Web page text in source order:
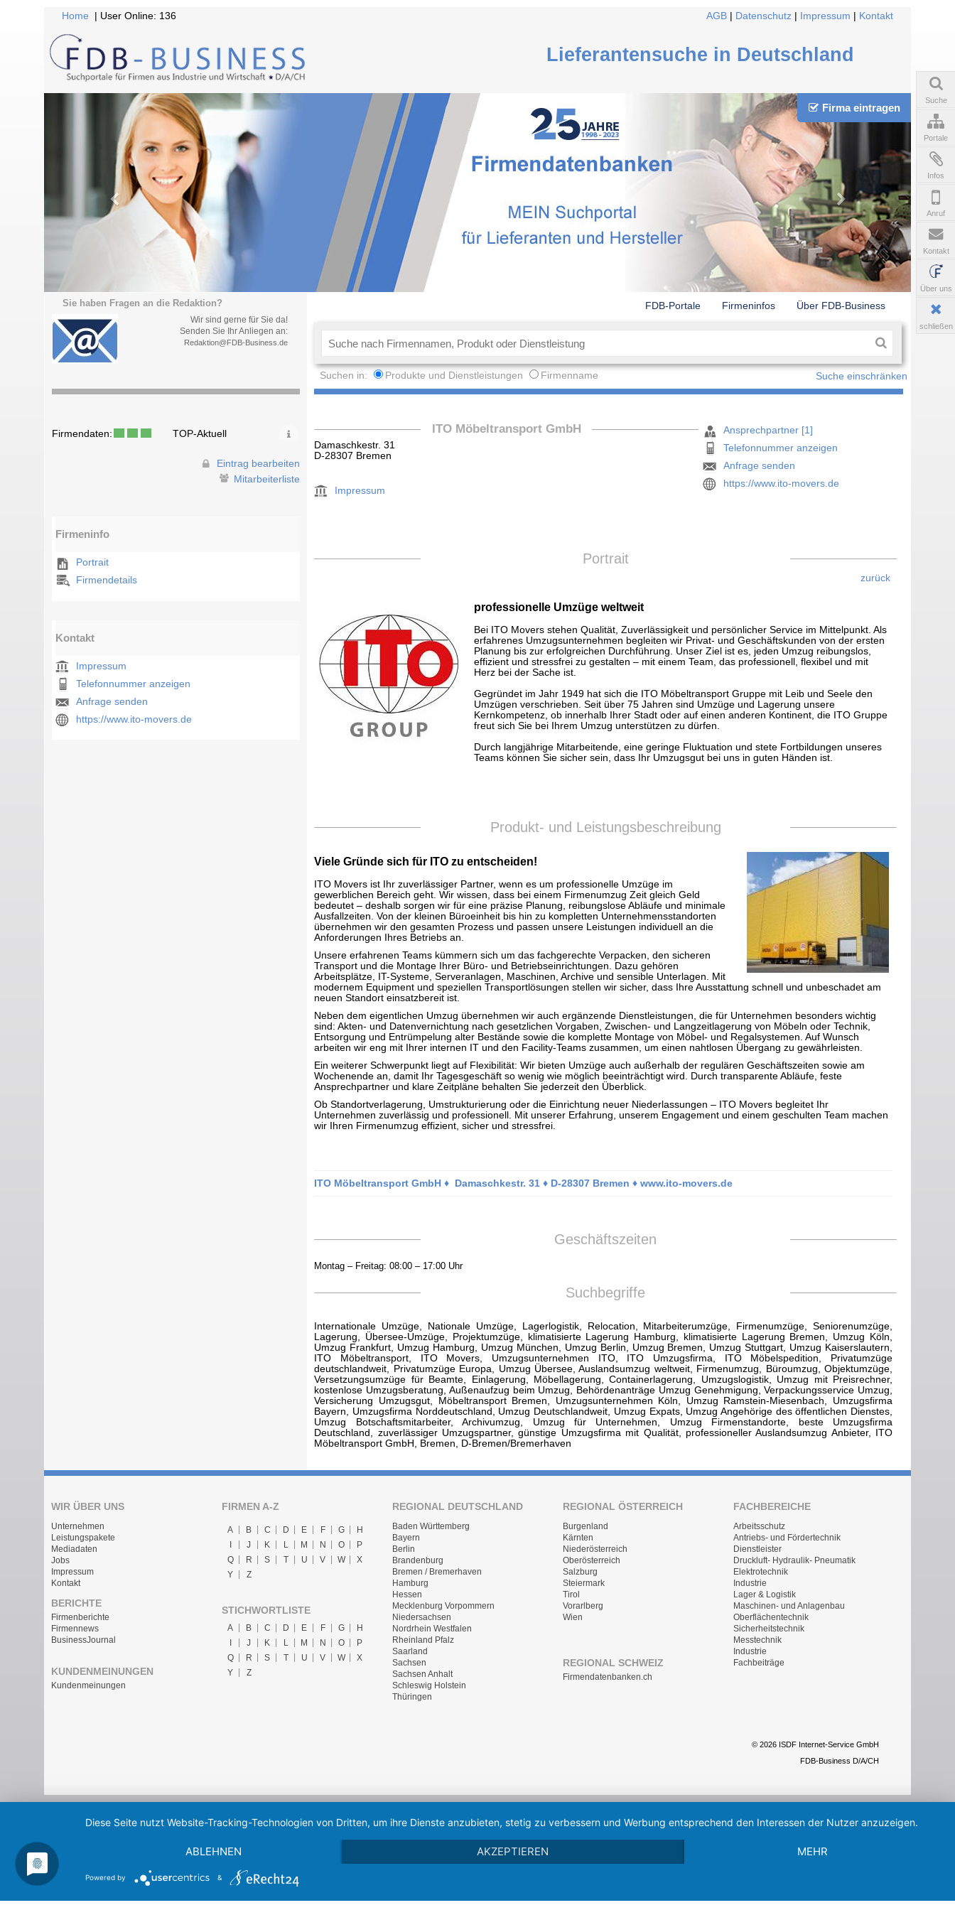
Home | User Online: 136 AGB Datenschutz Impressum Kontakt
Lieferantensuche in Deutschland
Firma eintragen
Sie haben Fragen an die Redaktion?
Wir sind gerne für Sie da!
Senden Sie Ihr Anliegen an:
Redaktion@FDB-Business.de
FDB-Portale Firmeninfos Über FDB-Business
Suchen in: Produkte und Dienstleistungen Firmenname Suche einschränken
Firmendaten: TOP-Aktuell
Eintrag bearbeiten
Mitarbeiterliste
Firmeninfo
Portrait
Firmendetails
Kontakt
Impressum
Telefonnummer anzeigen
Anfrage senden
https://www.ito-movers.de
ITO Möbeltransport GmbH
Damaschkestr. 31
D-28307 Bremen
Impressum
Ansprechpartner [1]
Telefonnummer anzeigen
Anfrage senden
https://www.ito-movers.de
Portrait
zurück
professionelle Umzüge weltweit
Bei ITO Movers stehen Qualität, Zuverlässigkeit und persönlicher Service im Mittelpunkt. Als
erfahrenes Umzugsunternehmen begleiten wir Privat- und Geschäftskunden von der ersten
Planung bis zur erfolgreichen Durchführung. Unser Ziel ist es, jeden Umzug reibungslos,
effizient und stressfrei zu gestalten – mit einem Team, das professionell, flexibel und mit
Herz bei der Sache ist.
Gegründet im Jahr 1949 hat sich die ITO Möbeltransport Gruppe mit Leib und Seele den
Umzügen verschrieben. Seit über 75 Jahren sind Umzüge und Lagerung unsere
Kernkompetenz, ob innerhalb Ihrer Stadt oder auf einen anderen Kontinent, die ITO Gruppe
freut sich Sie bei Ihrem Umzug unterstützen zu dürfen.
Durch langjährige Mitarbeitende, eine geringe Fluktuation und stete Fortbildungen unseres
Teams können Sie sicher sein, dass Ihr Umzugsgut bei uns in guten Händen ist.
Produkt- und Leistungsbeschreibung
Viele Gründe sich für ITO zu entscheiden!
ITO Movers ist Ihr zuverlässiger Partner, wenn es um professionelle Umzüge im
gewerblichen Bereich geht. Wir wissen, dass bei einem Firmenumzug Zeit gleich Geld
bedeutet – deshalb sorgen wir für eine präzise Planung, reibungslose Abläufe und minimale
Ausfallzeiten. Von der kleinen Büroeinheit bis hin zu kompletten Unternehmensstandorten
übernehmen wir den gesamten Prozess und passen unsere Leistungen individuell an die
Anforderungen Ihres Betriebs an.
Unsere erfahrenen Teams kümmern sich um das fachgerechte Verpacken, den sicheren
Transport und die Montage Ihrer Büro- und Betriebseinrichtungen. Dazu gehören
Arbeitsplätze, IT-Systeme, Serveranlagen, Maschinen, Archive und sensible Unterlagen. Mit
modernem Equipment und speziellen Transportlösungen stellen wir sicher, dass Ihre Ausstattung schnell und unbeschadet am
neuen Standort einsatzbereit ist.
Neben dem eigentlichen Umzug übernehmen wir auch ergänzende Dienstleistungen, die für Unternehmen besonders wichtig
sind: Akten- und Datenvernichtung nach gesetzlichen Vorgaben, Zwischen- und Langzeitlagerung von Möbeln oder Technik,
Entsorgung und Entrümpelung alter Bestände sowie die komplette Montage von Möbel- und Regalsystemen. Auf Wunsch
arbeiten wir eng mit Ihrer internen IT und den Facility-Teams zusammen, um einen nahtlosen Übergang zu gewährleisten.
Ein weiterer Schwerpunkt liegt auf Flexibilität: Wir bieten Umzüge auch außerhalb der regulären Geschäftszeiten sowie am
Wochenende an, damit Ihr Tagesgeschäft so wenig wie möglich beeinträchtigt wird. Durch transparente Abläufe, feste
Ansprechpartner und klare Zeitpläne behalten Sie jederzeit den Überblick.
Ob Standortverlagerung, Umstrukturierung oder die Einrichtung neuer Niederlassungen – ITO Movers begleitet Ihr
Unternehmen zuverlässig und professionell. Mit unserer Erfahrung, unserem Engagement und einem geschulten Team machen
wir Ihren Firmenumzug effizient, sicher und stressfrei.
ITO Möbeltransport GmbH ♦ Damaschkestr. 31 ♦ D-28307 Bremen ♦ www.ito-movers.de
Geschäftszeiten
Montag – Freitag: 08:00 – 17:00 Uhr
Suchbegriffe
Internationale Umzüge, Nationale Umzüge, Lagerlogistik, Relocation, Mitarbeiterumzüge, Firmenumzüge, Seniorenumzüge,
Lagerung, Übersee-Umzüge, Projektumzüge, klimatisierte Lagerung Hamburg, klimatisierte Lagerung Bremen, Umzug Köln,
Umzug Frankfurt, Umzug Hamburg, Umzug München, Umzug Berlin, Umzug Bremen, Umzug Stuttgart, Umzug Kaiserslautern,
ITO Möbeltransport, ITO Movers, Umzugsunternehmen ITO, ITO Umzugsfirma, ITO Möbelspedition, Privatumzüge
deutschlandweit, Privatumzüge Europa, Umzug Übersee, Auslandsumzug weltweit, Firmenumzug, Büroumzug, Objektumzüge,
Versetzungsumzüge für Beamte, Einlagerung, Möbellagerung, Containerlagerung, Umzugslogistik, Umzug mit Preisrechner,
kostenlose Umzugsberatung, Außenaufzug beim Umzug, Behördenanträge Umzug Genehmigung, Verpackungsservice Umzug,
Versicherung Umzugsgut, Möbeltransport Bremen, Umzugsunternehmen Köln, Umzug Ramstein-Miesenbach, Umzugsfirma
Bayern, Umzugsfirma Norddeutschland, Umzug Deutschlandweit, Umzug Expats, Umzug Angehörige des öffentlichen Dienstes,
Umzug Botschaftsmitarbeiter, Archivumzug, Umzug für Unternehmen, Umzug Firmenstandorte, beste Umzugsfirma
Deutschland, zuverlässiger Umzugspartner, günstige Umzugsfirma mit Qualität, professioneller Auslandsumzug Anbieter, ITO
Möbeltransport GmbH, Bremen, D-Bremen/Bremerhaven
WIR ÜBER UNS
Unternehmen
Leistungspakete
Mediadaten
Jobs
Impressum
Kontakt
BERICHTE
Firmenberichte
Firmennews
BusinessJournal
KUNDENMEINUNGEN
Kundenmeinungen
FIRMEN A-Z
A B C D E F G
H
J K L M N O
P
Q
R S T U V W
X
Y
Z
STICHWORTLISTE
A B C D E F G
H
J K L M N O
P
Q
R S T U V W
X
Y
Z
REGIONAL DEUTSCHLAND
Baden Württemberg
Bayern
Berlin
Brandenburg
Bremen / Bremerhaven
Hamburg
Hessen
Mecklenburg Vorpommern
Niedersachsen
Nordrhein Westfalen
Rheinland Pfalz
Saarland
Sachsen
Sachsen Anhalt
Schleswig Holstein
Thüringen
REGIONAL ÖSTERREICH
Burgenland
Kärnten
Niederösterreich
Oberösterreich
Salzburg
Steiermark
Tirol
Vorarlberg
Wien
REGIONAL SCHWEIZ
Firmendatenbanken.ch
FACHBEREICHE
Arbeitsschutz
Antriebs- und Fördertechnik
Dienstleister
Druckluft- Hydraulik- Pneumatik
Elektrotechnik
Industrie
Lager & Logistik
Maschinen- und Anlagenbau
Oberflächentechnik
Sicherheitstechnik
Messtechnik
Industrie
Fachbeiträge
© 2026 ISDF Internet-Service GmbH
FDB-Business D/A/CH
Suche
Portale
Infos
Anruf
Kontakt
Über uns
schließen
Diese Seite nutzt Website-Tracking-Technologien von Dritten, um ihre Dienste anzubieten, stetig zu verbessern und Werbung entsprechend den Interessen der Nutzer anzuzeigen.
ABLEHNEN AKZEPTIEREN MEHR
Powered by &